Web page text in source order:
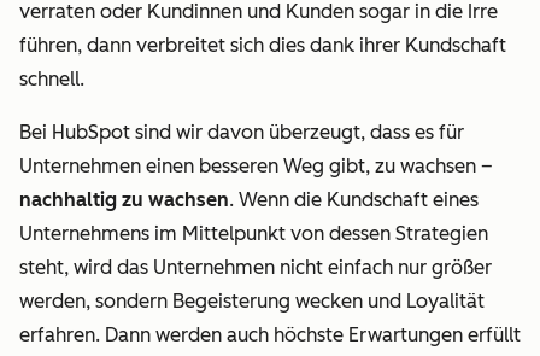
verraten oder Kundinnen und Kunden sogar in die Irre
führen, dann verbreitet sich dies dank ihrer Kundschaft
schnell.
Bei HubSpot sind wir davon überzeugt, dass es für
Unternehmen einen besseren Weg gibt, zu wachsen –
nachhaltig zu wachsen. Wenn die Kundschaft eines
Unternehmens im Mittelpunkt von dessen Strategien
steht, wird das Unternehmen nicht einfach nur größer
werden, sondern Begeisterung wecken und Loyalität
erfahren. Dann werden auch höchste Erwartungen erfüllt